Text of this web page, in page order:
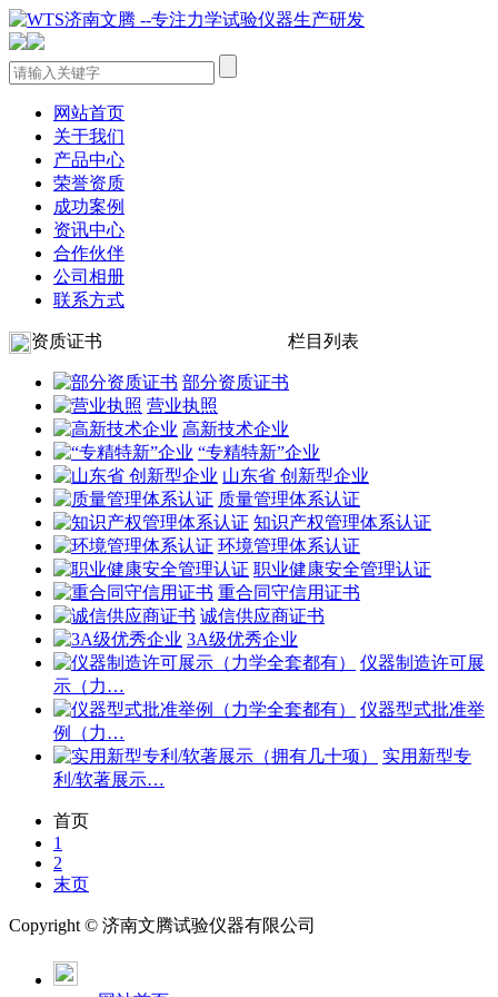
网站首页
关于我们
产品中心
荣誉资质
成功案例
资讯中心
合作伙伴
公司相册
联系方式
资质证书 栏目列表
部分资质证书
营业执照
高新技术企业
“专精特新”企业
山东省 创新型企业
质量管理体系认证
知识产权管理体系认证
环境管理体系认证
职业健康安全管理认证
重合同守信用证书
诚信供应商证书
3A级优秀企业
仪器制造许可展
示（力…
仪器型式批准举
例（力…
实用新型专
利/软著展示…
首页
1
2
末页
Copyright © 济南文腾试验仪器有限公司